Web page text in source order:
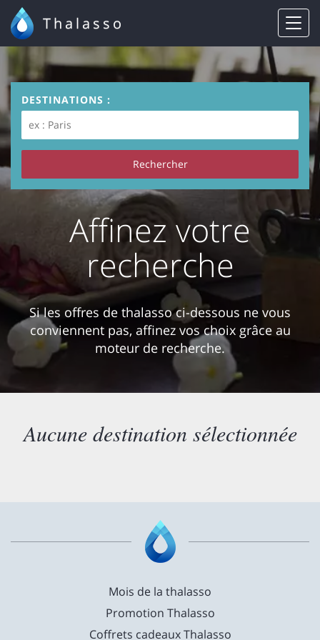
Thalasso
DESTINATIONS :
Affinez votre
recherche
Si les offres de thalasso ci-dessous ne vous
conviennent pas, affinez vos choix grâce au
moteur de recherche.
Aucune destination sélectionnée
Mois de la thalasso
Promotion Thalasso
Coffrets cadeaux Thalasso